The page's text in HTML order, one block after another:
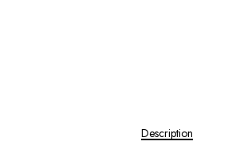
Description